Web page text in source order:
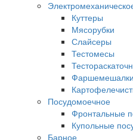
Куттеры
Мясорубки
Слайсеры
Тестомесы
Фаршемешалки
Посудомоечное
Фронтальные
Купольные
Барное